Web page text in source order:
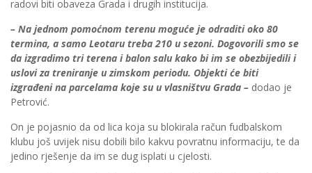
radovi biti obaveza Grada i drugih institucija.
– Na jednom pomoćnom terenu moguće je odraditi oko 80
termina, a samo Leotaru treba 210 u sezoni. Dogovorili smo se
da izgradimo tri terena i balon salu kako bi im se obezbijedili i
uslovi za treniranje u zimskom periodu. Objekti će biti
izgrađeni na parcelama koje su u vlasništvu Grada – dodao je
Petrović.
On je pojasnio da od lica koja su blokirala račun fudbalskom
klubu još uvijek nisu dobili bilo kakvu povratnu informaciju, te da
jedino rješenje da im se dug isplati u cjelosti.